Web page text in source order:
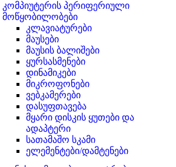
კომპიუტერის პერიფერიული
მოწყობილობები
კლავიატურები
მაუსები
მაუსის ბალიშები
ყურსასმენები
დინამიკები
მიკროფონები
ვებკამერები
დასუფთავება
მყარი დისკის ყუთები და
ადაპტერი
სათამაშო სკამი
ელემენტები/დამტენები